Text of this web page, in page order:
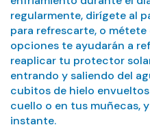
regularmente, dirígete al
para refrescarte, o métete
opciones te ayudarán a
reaplicar tu protector
entrando y saliendo del
cubitos de hielo
cuello o en tus muñecas,
instante.